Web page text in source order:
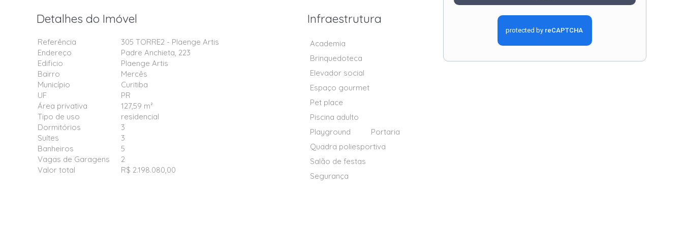
Detalhes do Imóvel
Referência
305 TORRE2 - Plaenge Artis
Endereço
Padre Anchieta, 223
Edificio
Plaenge Artis
Bairro
Mercês
Município
Curitiba
UF
PR
Área privativa
127,59 m²
Tipo de uso
residencial
Dormitórios
3
Suítes
3
Banheiros
5
Vagas de Garagens
2
Valor total
R$ 2.198.080,00
Infraestrutura
Academia
Brinquedoteca
Elevador social
Espaço gourmet
Pet place
Piscina adulto
Playground
Portaria
Quadra poliesportiva
Salão de festas
Segurança